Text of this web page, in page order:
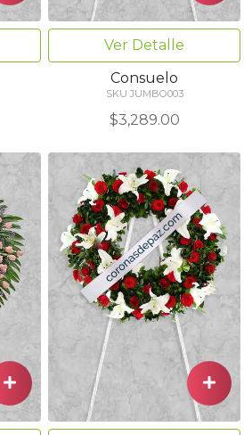
Ver Detalle
Consuelo
SKU JUMBO003
$3,289.00